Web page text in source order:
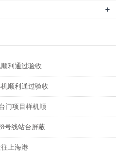
+
利通过验收
顺利通过验收
门项目样机顺
号线站台屏蔽
上海港